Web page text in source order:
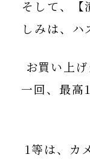
そして、【
しみは、 ハ
お買い上
一回、最高
1等は、カ